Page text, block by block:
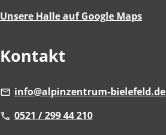
Unsere Halle auf Google Maps
Kontakt
info@alpinzentrum-bielefeld.de
0521 / 299 44 210